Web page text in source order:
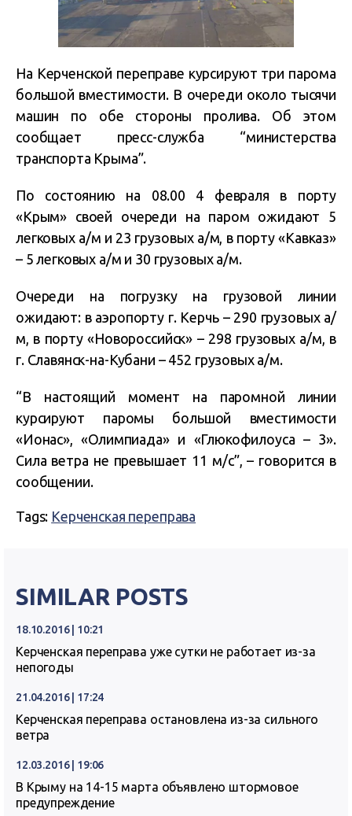
На Керченской переправе курсируют три парома
большой вместимости. В очереди около тысячи
машин по обе стороны пролива. Об этом
сообщает пресс-служба “министерства
транспорта Крыма”.
По состоянию на 08.00 4 февраля в порту
«Крым» своей очереди на паром ожидают 5
легковых а/м и 23 грузовых а/м, в порту «Кавказ»
– 5 легковых а/м и 30 грузовых а/м.
Очереди на погрузку на грузовой линии
ожидают: в аэропорту г. Керчь – 290 грузовых а/
м, в порту «Новороссийск» – 298 грузовых а/м, в
г. Славянск-на-Кубани – 452 грузовых а/м.
“В настоящий момент на паромной линии
курсируют паромы большой вместимости
«Ионас», «Олимпиада» и «Глюкофилоуса – 3».
Сила ветра не превышает 11 м/с”, – говорится в
сообщении.
Tags: Керченская переправа
SIMILAR POSTS
18.10.2016 | 10:21
Керченская переправа уже сутки не работает из-за
непогоды
21.04.2016 | 17:24
Керченская переправа остановлена из-за сильного
ветра
12.03.2016 | 19:06
В Крыму на 14-15 марта объявлено штормовое
предупреждение